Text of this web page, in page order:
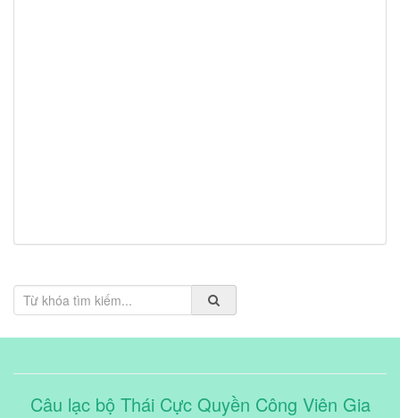
Câu lạc bộ Thái Cực Quyền Công Viên Gia